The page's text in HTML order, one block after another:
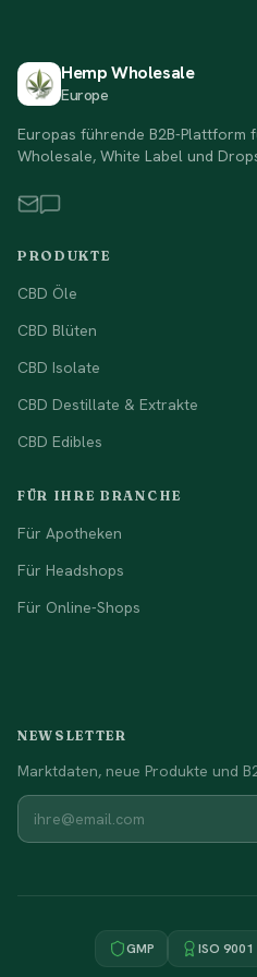
Hemp Wholesale
Europe
Europas führende B2B-Plattform
Wholesale, White Label und
PRODUKTE
CBD Öle
CBD Blüten
CBD Isolate
CBD Destillate & Extrakte
CBD Edibles
FÜR IHRE BRANCHE
Für Apotheken
Für Headshops
Für Online-Shops
NEWSLETTER
Marktdaten, neue Produkte und
GMP ISO 9001